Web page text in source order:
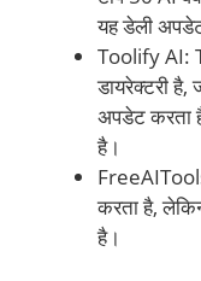
यह डेली
Toolify AI:
डायरेक्टरी
अपडेट करता
है।
करता है,
है।